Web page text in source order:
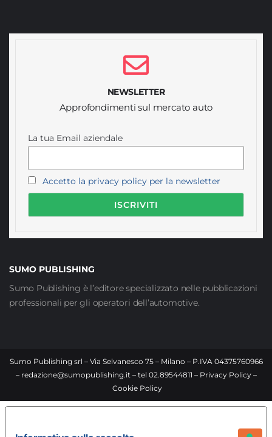
NEWSLETTER
Approfondimenti sul mercato auto
La tua Email aziendale
Accetto la privacy policy per la newsletter
SUMO PUBLISHING
Sumo Publishing è l’editore specializzato nelle pubblicazioni
professionali per gli operatori dell’automotive.
Sumo Publishing srl – Via Selvanesco 75 – Milano – P.IVA 04375760966
– redazione@sumopublishing.it– tel 02.89544811 – Privacy Policy–
Cookie Policy